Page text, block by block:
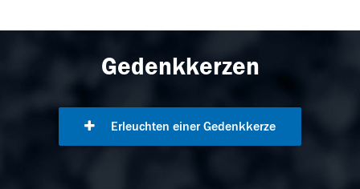
Gedenkkerzen
Erleuchten einer Gedenkkerze